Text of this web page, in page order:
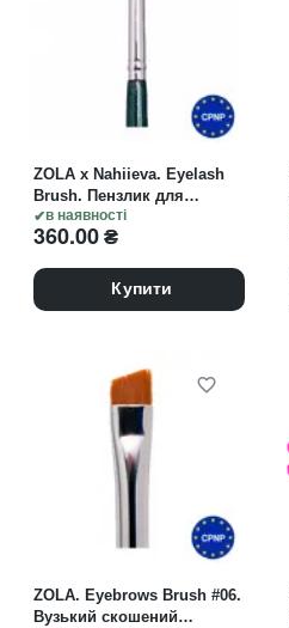
в наявності
ZOLA x Nahiieva. Eyelash
Brush. Пензлик для
ламінування вій
360.00₴
Купити
ZOLA. Eyebrows Brush #06.
Вузький скошений